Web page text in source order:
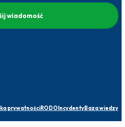
prywatnościRODO IncydentyBaza wiedzy